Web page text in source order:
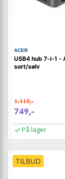
ACER
USB4 hub 7-i-1 -
sort/sølv
1.119,-
749,-
På lager
TILBUD